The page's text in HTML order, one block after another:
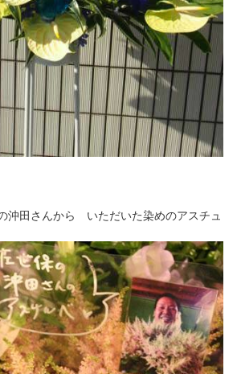
田さんから いただいた染めのアスチュ